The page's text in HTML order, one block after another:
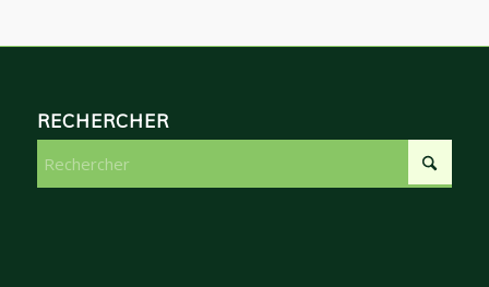
RECHERCHER